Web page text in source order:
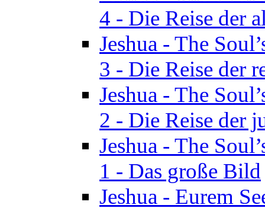
4 - Die Reise der
Jeshua - The
3 - Die Reise der
Jeshua - The
2 - Die Reise der
Jeshua - The
1 - Das große Bild
Jeshua - Eurem